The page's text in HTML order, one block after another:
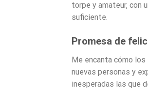
torpe y amateur, con
suficiente.
Promesa de
Me encanta cómo
nuevas personas y
inesperadas las que